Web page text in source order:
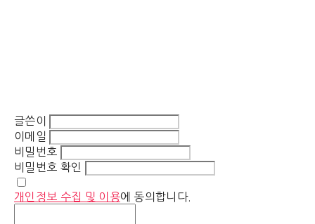
글쓴이
이메일
비밀번호
비밀번호 확인
개인정보 수집 및 이용에 동의합니다.